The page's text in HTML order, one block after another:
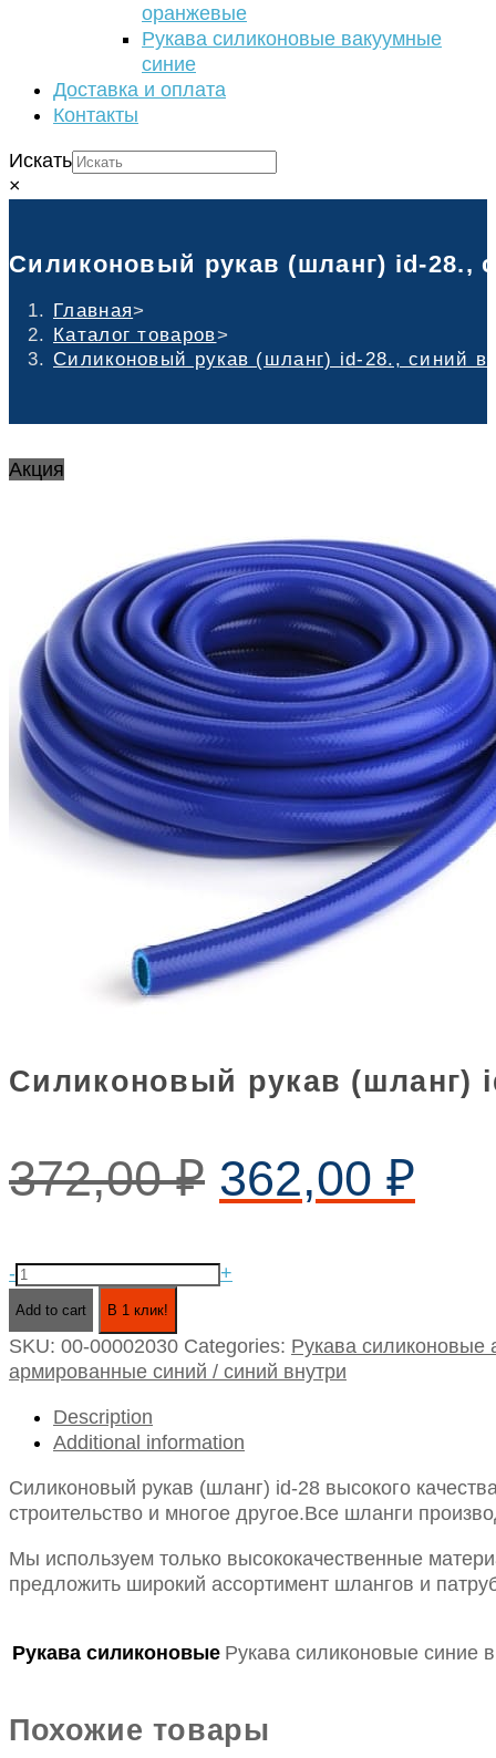
оранжевые
Рукава силиконовые вакуумные
синие
Доставка и оплата
Контакты
Искать
×
Силиконовый рукав (шланг) id-28.,
Главная>
Каталог товаров>
Силиконовый рукав (шланг) id-28., синий
Акция
Силиконовый рукав (шланг)
372,00₽ 362,00 ₽
Силиконовый
id-
28.,
внутри
quantity
- +
Add to cart В 1 клик!
SKU: 00-00002030 Categories: Рукава силиконовые
армированные синий / синий внутри
Description
Additional information
Силиконовый рукав (шланг) id-28 высокого
строительство и многое другое.Все шланги
Мы используем только высококачественные
предложить широкий ассортимент шлангов и
Рукава силиконовые Рукава силиконовые синие
Похожие товары